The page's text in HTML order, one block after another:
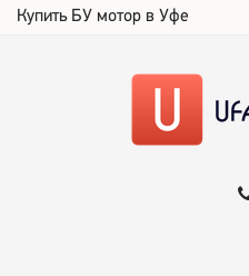
Купить БУ мотор в Уфе